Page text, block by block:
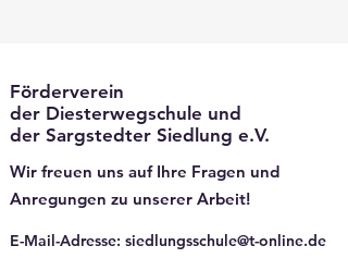
Förderverein
der Diesterwegschule und
der Sargstedter Siedlung e.V.
Wir freuen uns auf Ihre Fragen und
Anregungen zu unserer Arbeit!
E-Mail-Adresse: siedlungsschule@t-online.de